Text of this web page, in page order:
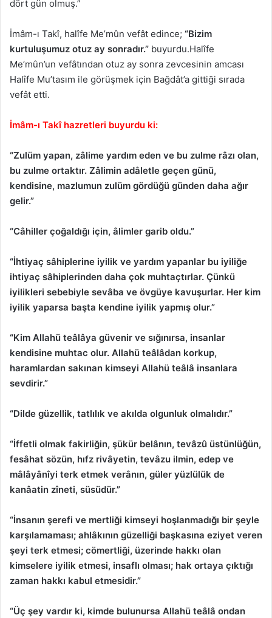
dört gün olmuş.”
İmâm-ı Takî, halîfe Me’mûn vefât edince; “Bizim
kurtuluşumuz otuz ay sonradır.” buyurdu.Halîfe
Me’mûn’un vefâtından otuz ay sonra zevcesinin amcası
Halîfe Mu’tasım ile görüşmek için Bağdât’a gittiği sırada
vefât etti.
İmâm-ı Takî hazretleri buyurdu ki:
“Zulüm yapan, zâlime yardım eden ve bu zulme râzı olan,
bu zulme ortaktır. Zâlimin adâletle geçen günü,
kendisine, mazlumun zulüm gördüğü günden daha ağır
gelir.”
“Câhiller çoğaldığı için, âlimler garib oldu.”
“İhtiyaç sâhiplerine iyilik ve yardım yapanlar bu iyiliğe
ihtiyaç sâhiplerinden daha çok muhtaçtırlar. Çünkü
iyilikleri sebebiyle sevâba ve övgüye kavuşurlar. Her kim
iyilik yaparsa başta kendine iyilik yapmış olur.”
“Kim Allahü teâlâya güvenir ve sığınırsa, insanlar
kendisine muhtac olur. Allahü teâlâdan korkup,
haramlardan sakınan kimseyi Allahü teâlâ insanlara
sevdirir.”
“Dilde güzellik, tatlılık ve akılda olgunluk olmalıdır.”
“İffetli olmak fakirliğin, şükür belânın, tevâzû üstünlüğün,
fesâhat sözün, hıfz rivâyetin, tevâzu ilmin, edep ve
mâlâyânîyi terk etmek verânın, güler yüzlülük de
kanâatin zîneti, süsüdür.”
“İnsanın şerefi ve mertliği kimseyi hoşlanmadığı bir şeyle
karşılamaması; ahlâkının güzelliği başkasına eziyet veren
şeyi terk etmesi; cömertliği, üzerinde hakkı olan
kimselere iyilik etmesi, insaflı olması; hak ortaya çıktığı
zaman hakkı kabul etmesidir.”
“Üç şey vardır ki, kimde bulunursa Allahü teâlâ ondan